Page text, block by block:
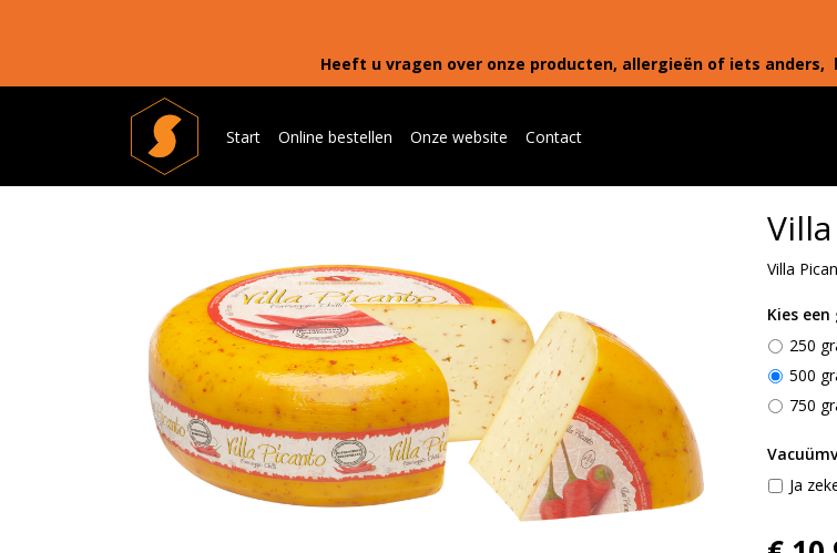
Heeft u vragen over onze producten, allergieën of iets anders,
Start Online bestellen Onze website Contact
Villa
250
500
750
Ja